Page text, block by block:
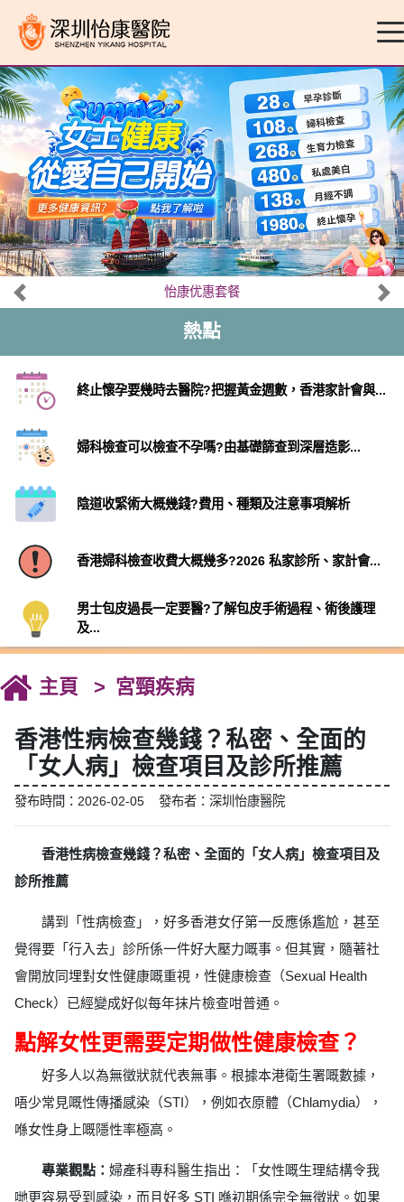
怡康优惠套餐
熱點
終止懷孕要幾時去醫院?把握黃金週數，香港家計會與...
婦科檢查可以檢查不孕嗎?由基礎篩查到深層造影...
陰道收緊術大概幾錢?費用、種類及注意事項解析
香港婦科檢查收費大概幾多?2026 私家診所、家計會...
男士包皮過長一定要醫?了解包皮手術過程、術後護理
及...
主頁 宮頸疾病
香港性病檢查幾錢？私密、全面的
「女人病」檢查項目及診所推薦
發布時間：2026-02-05 發布者：深圳怡康醫院
香港性病檢查幾錢？私密、全面的「女人病」檢查項目及
診所推薦
講到「性病檢查」，好多香港女仔第一反應係尷尬，甚至
覺得要「行入去」診所係一件好大壓力嘅事。但其實，隨著社
會開放同埋對女性健康嘅重視，性健康檢查（Sexual Health
Check）已經變成好似每年抹片檢查咁普通。
點解女性更需要定期做性健康檢查？
好多人以為無徵狀就代表無事。根據本港衛生署嘅數據，
唔少常見嘅性傳播感染（STI），例如衣原體（Chlamydia），
喺女性身上嘅隱性率極高。
專業觀點： 婦產科專科醫生指出：「女性嘅生理結構令我
哋更容易受到感染，而且好多 STI 喺初期係完全無徵狀。如果